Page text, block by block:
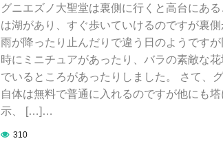
グニエズノ大聖堂は裏側に行くと高台にあ
は湖があり、すぐ歩いていけるのですが裏側
雨が降ったり止んだりで違う日のようです
時にミニチュアがあったり、バラの素敵な
でいるところがあったりしました。 さて、
自体は無料で普通に入れるのですが他にも
示、 […]…
310